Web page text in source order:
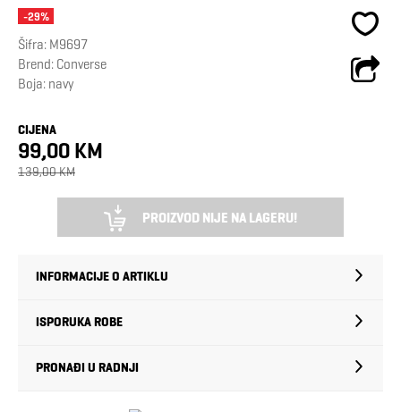
-29%
Šifra: M9697
Brend: Converse
Boja: navy
CIJENA
99,00 KM
139,00 KM
PROIZVOD NIJE NA LAGERU!
INFORMACIJE O ARTIKLU
ISPORUKA ROBE
PRONAĐI U RADNJI